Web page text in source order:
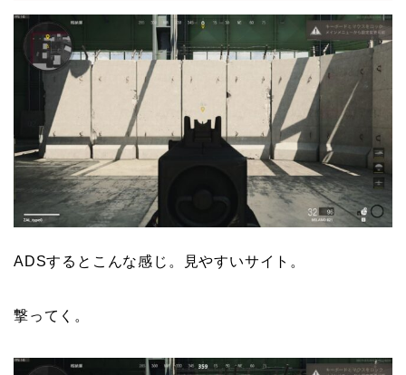
ADSするとこんな感じ。見やすいサイト。
撃ってく。